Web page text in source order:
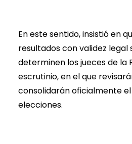
En este sentido, insistió en
resultados con validez legal
determinen los jueces de la
escrutinio, en el que
consolidarán oficialmente
elecciones.